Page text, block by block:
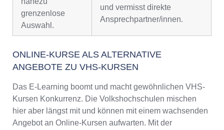
grenzenlose
Auswahl.
und vermisst direkte
Ansprechpartner/innen.
ONLINE-KURSE ALS ALTERNATIVE
ANGEBOTE ZU VHS-KURSEN
Das E-Learning boomt und macht gewöhnlichen VHS-
Kursen Konkurrenz. Die Volkshochschulen mischen
hier aber längst mit und können mit einem wachsenden
Angebot an Online-Kursen aufwarten. Mit der